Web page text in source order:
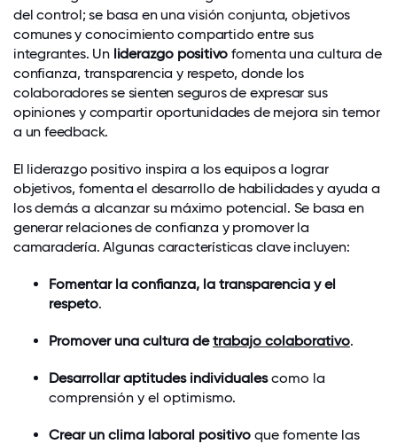
del control; se basa en una visión conjunta, objetivos
comunes y conocimiento compartido entre sus
integrantes. Un liderazgo positivo fomenta una cultura de
confianza, transparencia y respeto, donde los
colaboradores se sienten seguros de expresar sus
opiniones y compartir oportunidades de mejora sin temor
a un feedback.
El liderazgo positivo inspira a los equipos a lograr
objetivos, fomenta el desarrollo de habilidades y ayuda a
los demás a alcanzar su máximo potencial. Se basa en
generar relaciones de confianza y promover la
camaradería. Algunas características clave incluyen:
Fomentar la confianza, la transparencia y el
respeto.
Promover una cultura detrabajo colaborativo.
Desarrollar aptitudes individualescomo la
comprensión y el optimismo.
Crear un clima laboral positivo que fomente las